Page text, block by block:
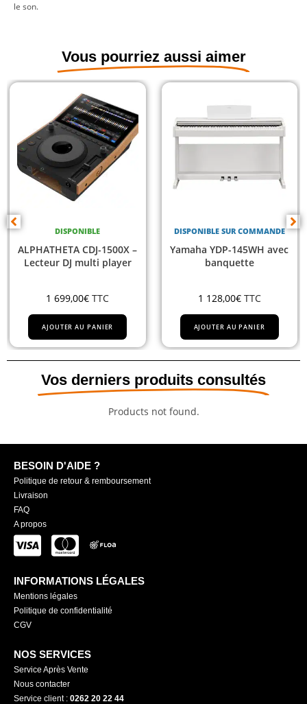
le son.
Vous pourriez aussi aimer
CDJ-1500X –
multi player
AU PANIER
DISPONIBLE SUR COMMANDE
Yamaha YDP-145WH avec
AJOUTER AU PANIER
Yamaha
Vos derniers produits consultés
Products not found.
BESOIN D'AIDE ?
Politique de retour & remboursement
Livraison
FAQ
A propos
INFORMATIONS LÉGALES
Mentions légales
Politique de confidentialité
CGV
NOS SERVICES
Service Après Vente
Nous contacter
Service client : 0262 20 22 44